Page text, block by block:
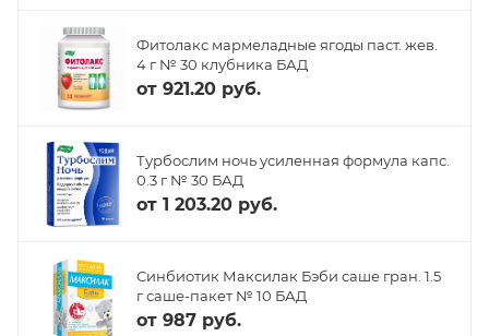
Фитолакс мармеладные ягоды паст. жев.
4 г № 30 клубника БАД
от 921.20 руб.
Турбослим ночь усиленная формула капс.
0.3 г № 30 БАД
от 1 203.20 руб.
Синбиотик Максилак Бэби саше гран. 1.5
г саше-пакет № 10 БАД
от 987 руб.